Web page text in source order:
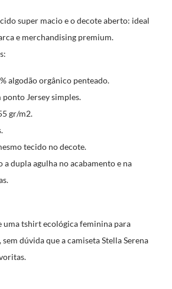
super macio e o decote aberto: ideal
e merchandising premium.
algodão orgânico penteado.
ponto Jersey simples.
gr/m2.
tecido no decote.
a dupla agulha no acabamento e na
uma tshirt ecológica feminina para
dúvida que a camiseta Stella Serena